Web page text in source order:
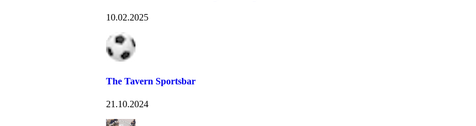
10.02.2025
The Tavern Sportsbar
21.10.2024